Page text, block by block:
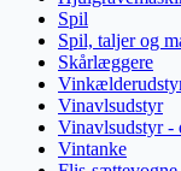
Spil
Spil, taljer og
Skårlæggere
Vinavlsudstyr
Vinavlsudstyr -
Vintanke